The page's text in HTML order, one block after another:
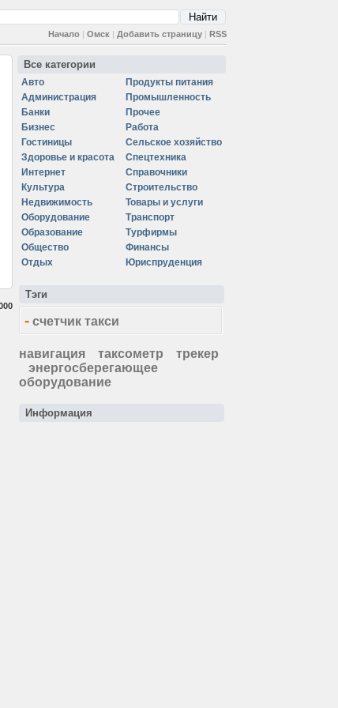
Начало | Омск | Добавить страницу | RSS
Все категории
Авто
Администрация
Банки
Бизнес
Гостиницы
Здоровье и красота
Интернет
Культура
Недвижимость
Оборудование
Образование
Общество
Отдых
Продукты питания
Промышленность
Прочее
Работа
Сельское хозяйство
Спецтехника
Справочники
Строительство
Товары и услуги
Транспорт
Турфирмы
Финансы
Юриспруденция
Тэги
- счетчик такси
навигация таксометр
трекер
энергосберегающее
оборудование
Информация